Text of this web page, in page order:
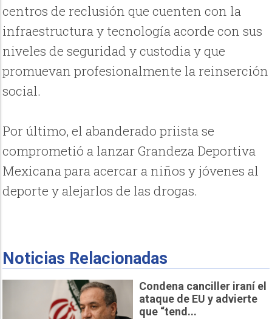
centros de reclusión que cuenten con la
infraestructura y tecnología acorde con sus
niveles de seguridad y custodia y que
promuevan profesionalmente la reinserción
social.
Por último, el abanderado priista se
comprometió a lanzar Grandeza Deportiva
Mexicana para acercar a niños y jóvenes al
deporte y alejarlos de las drogas.
Noticias Relacionadas
Condena canciller iraní el
ataque de EU y advierte
que “tend...